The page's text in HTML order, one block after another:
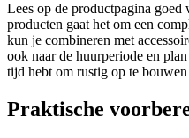
Lees op de productpagina
producten gaat het om een
kun je combineren met
ook naar de huurperiode en
tijd hebt om rustig op te bouwen
Praktische